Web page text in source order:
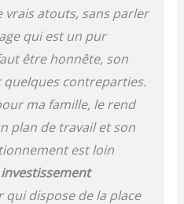
ou le maintien au
16 FAÇONS DE
CUISINER - Des
infinies !
cuire, griller, rôtir,
déshydrater,
réchauffer,
au chaud, et
encore ! RECETTES
PERSONNALISEES -
des centaines
recettes savoureuses
vrais atouts, sans parler
qui est un pur
être honnête, son
quelques contreparties.
ma famille, le rend
plan de travail et son
est loin
investissement
qui dispose de la place